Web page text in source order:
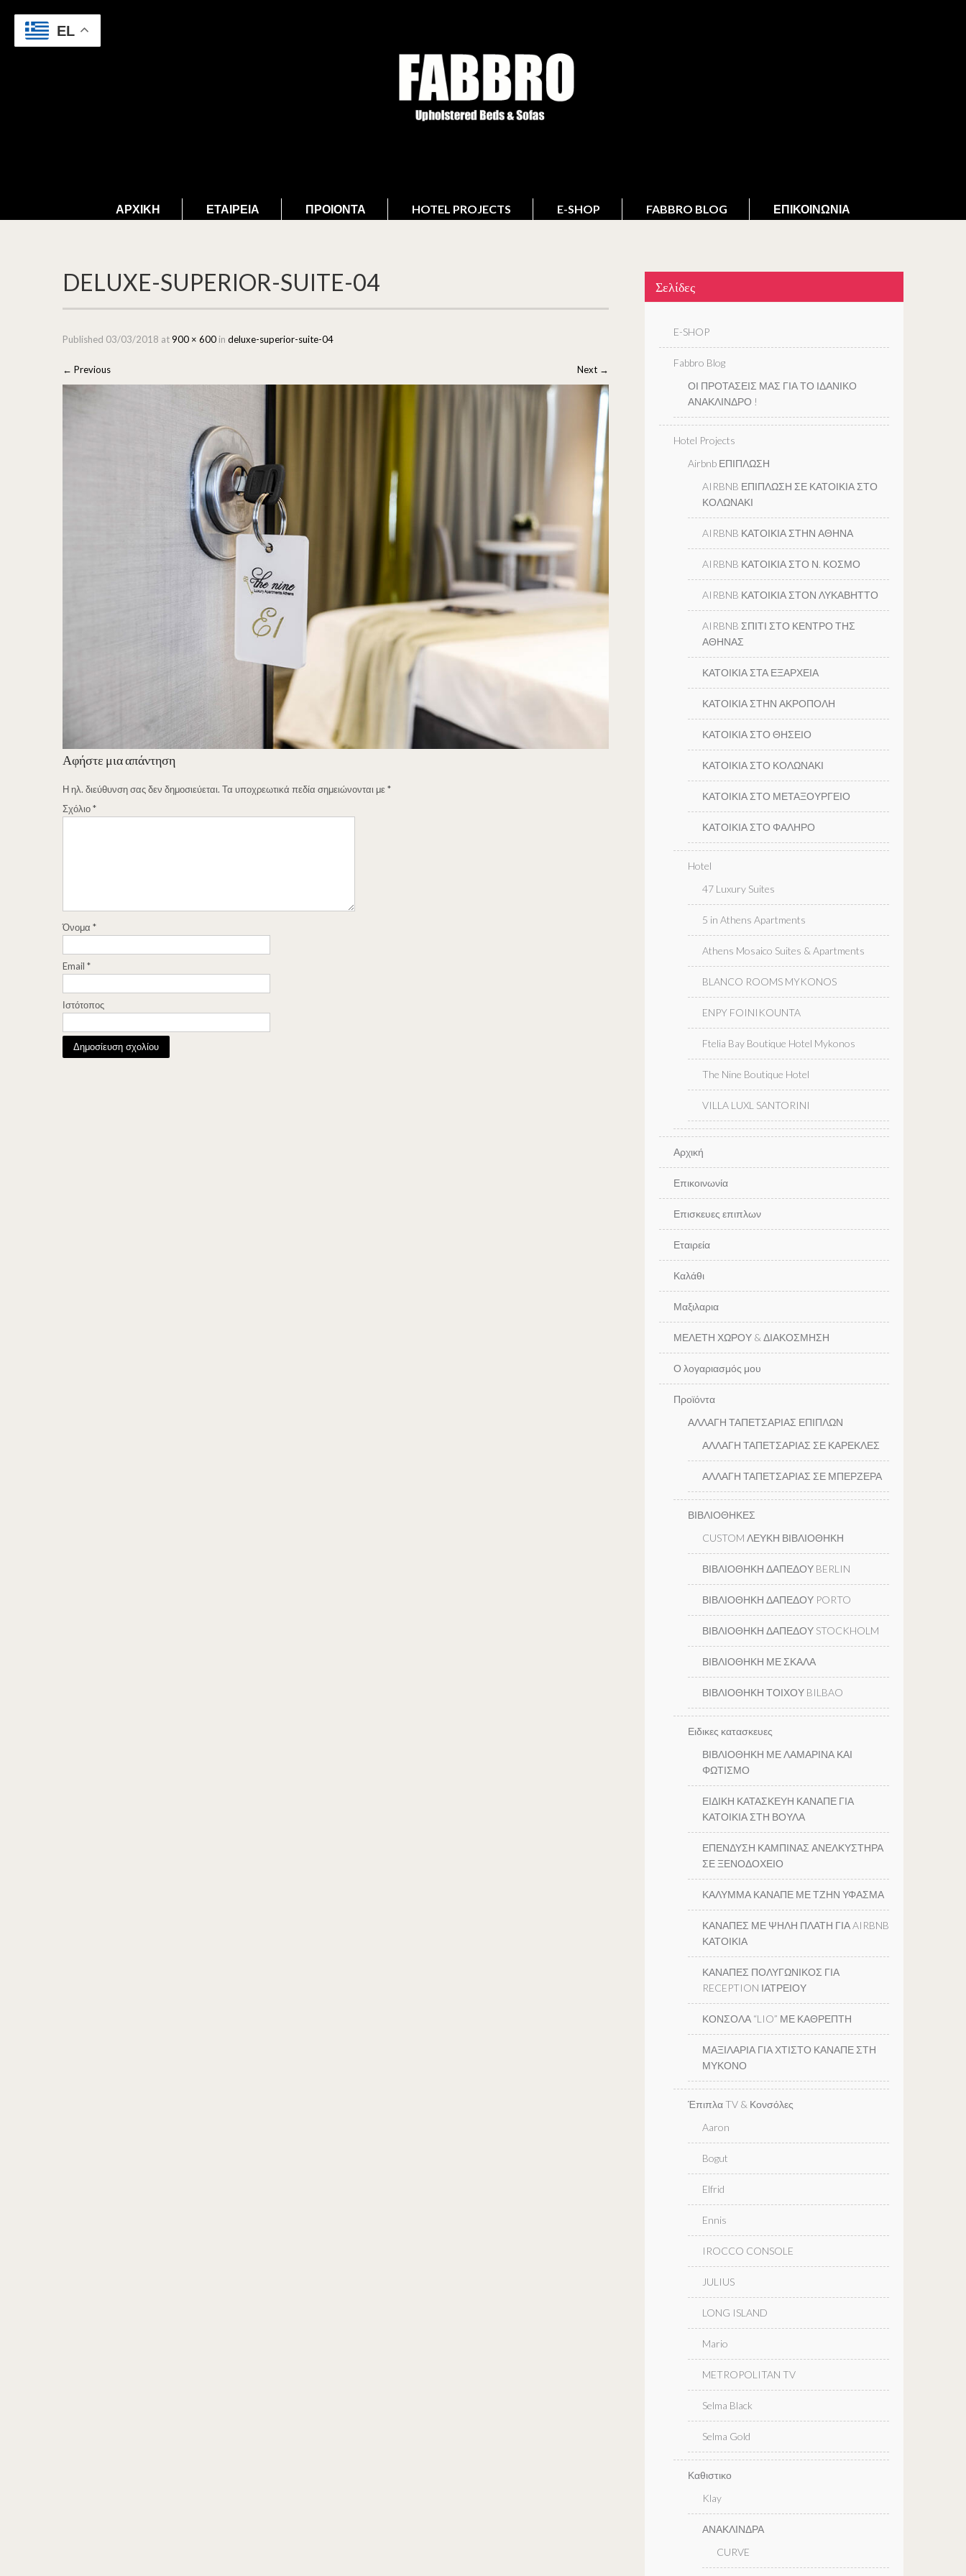
ΑΡΧΙΚΉ ΕΤΑΙΡΕΊΑ ΠΡΟΙΌΝΤΑ HOTEL PROJECTS E-SHOP FABBRO BLOG ΕΠΙΚΟΙΝΩΝΊΑ
DELUXE-SUPERIOR-SUITE-04
Published 03/03/2018 at900 × 600 in deluxe-superior-suite-04
← Previous Next →
Αφήστε μια απάντηση
Η ηλ. διεύθυνση σας δεν δημοσιεύεται. Τα υποχρεωτικά πεδία σημειώνονται με*
Σχόλιο*
Όνομα *
Email *
Ιστότοπος
Σελίδες
E-SHOP
Fabbro Blog
ΟΙ ΠΡΟΤΑΣΕΙΣ ΜΑΣ ΓΙΑ ΤΟ ΙΔΑΝΙΚΟ
ΑΝΑΚΛΙΝΔΡΟ !
Hotel Projects
Airbnb ΕΠΙΠΛΩΣΗ
AIRBNB ΕΠΙΠΛΩΣΗ ΣΕ ΚΑΤΟΙΚΙΑ ΣΤΟ
ΚΟΛΩΝΑΚΙ
AIRBNB ΚΑΤΟΙΚΙΑ ΣΤΗΝ ΑΘΗΝΑ
AIRBNB ΚΑΤΟΙΚΙΑ ΣΤΟ Ν. ΚΟΣΜΟ
AIRBNB ΚΑΤΟΙΚΙΑ ΣΤΟΝ ΛΥΚΑΒΗΤΤΟ
AIRBNB ΣΠΙΤΙ ΣΤΟ ΚΕΝΤΡΟ ΤΗΣ
ΑΘΗΝΑΣ
ΚΑΤΟΙΚΙΑ ΣΤΑ ΕΞΑΡΧΕΙΑ
ΚΑΤΟΙΚΙΑ ΣΤΗΝ ΑΚΡΟΠΟΛΗ
ΚΑΤΟΙΚΙΑ ΣΤΟ ΘΗΣΕΙΟ
ΚΑΤΟΙΚΙΑ ΣΤΟ ΚΟΛΩΝΑΚΙ
ΚΑΤΟΙΚΙΑ ΣΤΟ ΜΕΤΑΞΟΥΡΓΕΙΟ
ΚΑΤΟΙΚΙΑ ΣΤΟ ΦΑΛΗΡΟ
Hotel
47 Luxury Suites
5 in Athens Apartments
Athens Mosaico Suites & Apartments
BLANCO ROOMS MYKONOS
ENPY FOINIKOUNTA
Ftelia Bay Boutique Hotel Mykonos
The Nine Boutique Hotel
VILLA LUXL SANTORINI
Αρχική
Επικοινωνία
Επισκευες επιπλων
Εταιρεία
Καλάθι
Μαξιλαρια
ΜΕΛΕΤΗ ΧΩΡΟΥ & ΔΙΑΚΟΣΜΗΣΗ
Ο λογαριασμός μου
Προϊόντα
ΑΛΛΑΓΗ ΤΑΠΕΤΣΑΡΙΑΣ ΕΠΙΠΛΩΝ
ΑΛΛΑΓΗ ΤΑΠΕΤΣΑΡΙΑΣ ΣΕ ΚΑΡΕΚΛΕΣ
ΑΛΛΑΓΗ ΤΑΠΕΤΣΑΡΙΑΣ ΣΕ ΜΠΕΡΖΕΡΑ
ΒΙΒΛΙΟΘΗΚΕΣ
CUSTOM ΛΕΥΚΗ ΒΙΒΛΙΟΘΗΚΗ
ΒΙΒΛΙΟΘΗΚΗ ΔΑΠΕΔΟΥ BERLIN
ΒΙΒΛΙΟΘΗΚΗ ΔΑΠΕΔΟΥ PORTO
ΒΙΒΛΙΟΘΗΚΗ ΔΑΠΕΔΟΥ STOCKHOLM
ΒΙΒΛΙΟΘΗΚΗ ΜΕ ΣΚΑΛΑ
ΒΙΒΛΙΟΘΗΚΗ ΤΟΙΧΟΥ BILBAO
Ειδικες κατασκευες
ΒΙΒΛΙΟΘΗΚΗ ΜΕ ΛΑΜΑΡΙΝΑ ΚΑΙ
ΦΩΤΙΣΜΟ
ΕΙΔΙΚΗ ΚΑΤΑΣΚΕΥΗ ΚΑΝΑΠΕ ΓΙΑ
ΚΑΤΟΙΚΙΑ ΣΤΗ ΒΟΥΛΑ
ΕΠΕΝΔΥΣΗ ΚΑΜΠΙΝΑΣ ΑΝΕΛΚΥΣΤΗΡΑ
ΣΕ ΞΕΝΟΔΟΧΕΙΟ
ΚΑΛΥΜΜΑ ΚΑΝΑΠΕ ΜΕ ΤΖΗΝ ΥΦΑΣΜΑ
ΚΑΝΑΠΕΣ ΜΕ ΨΗΛΗ ΠΛΑΤΗ ΓΙΑ AIRBNB
ΚΑΤΟΙΚΙΑ
ΚΑΝΑΠΕΣ ΠΟΛΥΓΩΝΙΚΟΣ ΓΙΑ
RECEPTION ΙΑΤΡΕΙΟΥ
ΚΟΝΣΟΛΑ “LIO” ΜΕ ΚΑΘΡΕΠΤΗ
ΜΑΞΙΛΑΡΙΑ ΓΙΑ ΧΤΙΣΤΟ ΚΑΝΑΠΕ ΣΤΗ
ΜΥΚΟΝΟ
Έπιπλα TV & Κονσόλες
Aaron
Bogut
Elfrid
Ennis
IROCCO CONSOLE
JULIUS
LONG ISLAND
Mario
METROPOLITAN TV
Selma Black
Selma Gold
Καθιστικο
Klay
ΑΝΑΚΛΙΝΔΡΑ
CURVE
EL